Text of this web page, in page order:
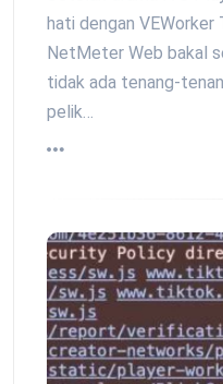
hati dengan VEWorker
NetMeter Web bakal
tidak ada tenang-
pelik…